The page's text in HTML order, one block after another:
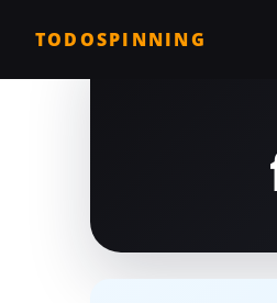
TODOSPINNING